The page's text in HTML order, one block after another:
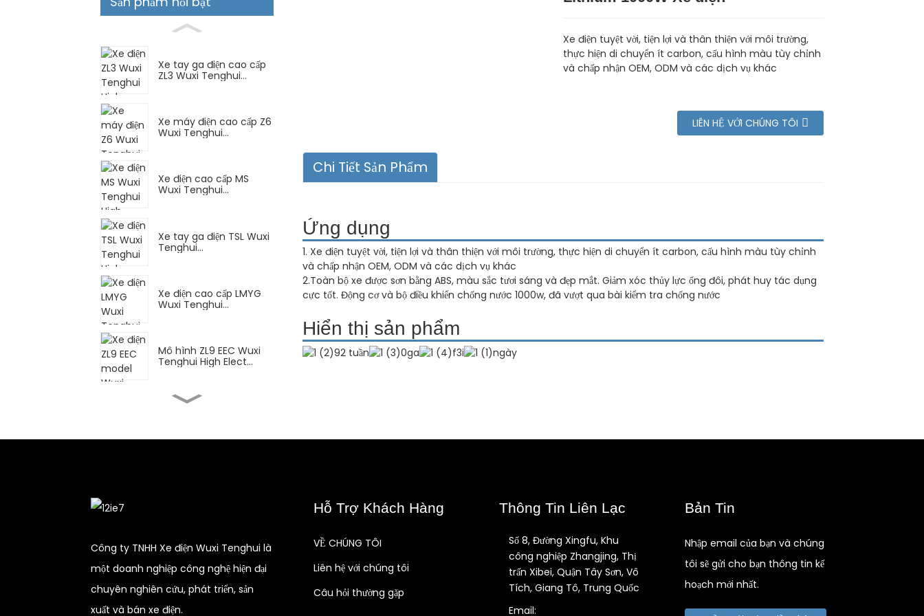
Xe tay ga điện cao cấp
ZL3 Wuxi Tenghui...
Xe máy điện cao cấp Z6
Wuxi Tenghui...
Xe điện cao cấp MS
Wuxi Tenghui...
Xe tay ga điện TSL Wuxi
Tenghui...
Xe điện cao cấp LMYG
Wuxi Tenghui...
Mô hình ZL9 EEC Wuxi
Tenghui High Elect...
Xe máy điện cao cấp FY
XBT Wuxi Tenghui...
Xe điện tuyệt vời, tiện lợi và thân thiện với môi trường,
thực hiện di chuyển ít carbon, cấu hình màu tùy chỉnh
và chấp nhận OEM, ODM và các dịch vụ khác
LIÊN HỆ VỚI CHÚNG TÔI
Chi Tiết Sản Phẩm
Ứng dụng
1. Xe điện tuyệt vời, tiện lợi và thân thiện với môi trường, thực hiện di chuyển ít carbon, cấu hình màu tùy chỉnh
và chấp nhận OEM, ODM và các dịch vụ khác
2.Toàn bộ xe được sơn bằng ABS, màu sắc tươi sáng và đẹp mắt. Giảm xóc thủy lực ống đôi, phát huy tác dụng
cực tốt. Động cơ và bộ điều khiển chống nước 1000w, đã vượt qua bài kiểm tra chống nước
Hiển thị sản phẩm
Công ty TNHH Xe điện Wuxi Tenghui là
một doanh nghiệp công nghệ hiện đại
chuyên nghiên cứu, phát triển, sản
xuất và bán xe điện.
Hỗ Trợ Khách Hàng
VỀ CHÚNG TÔI
Liên hệ với chúng tôi
Câu hỏi thường gặp
Thông Tin Liên Lạc
Số 8, Đường Xingfu, Khu
công nghiệp Zhangjing, Thị
trấn Xibei, Quận Tây Sơn, Vô
Tích, Giang Tô, Trung Quốc
Email:
Bản Tin
Nhập email của bạn và chúng
tôi sẽ gửi cho bạn thông tin kế
hoạch mới nhất.